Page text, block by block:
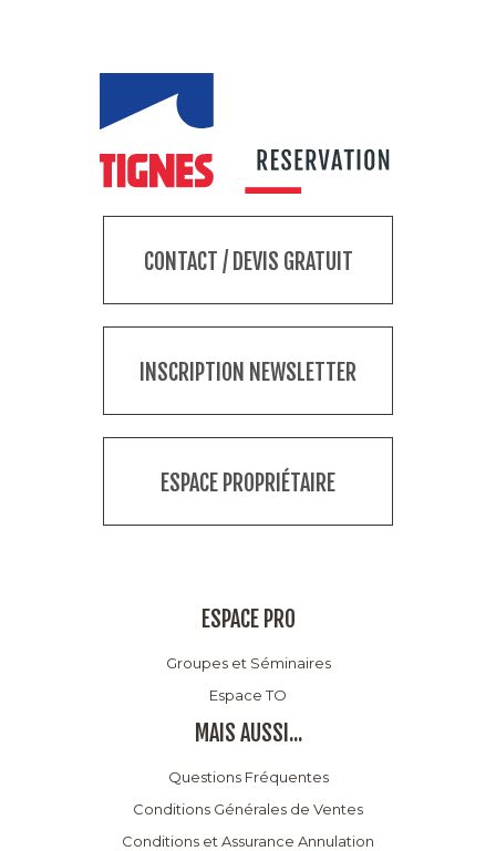
CONTACT / DEVIS GRATUIT
INSCRIPTION NEWSLETTER
ESPACE PROPRIÉTAIRE
ESPACE PRO
Groupes et Séminaires
Espace TO
MAIS AUSSI...
Questions Fréquentes
Conditions Générales de Ventes
Conditions et Assurance Annulation